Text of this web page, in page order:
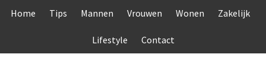
Home Tips Mannen Vrouwen Wonen Zakelijk
Lifestyle Contact